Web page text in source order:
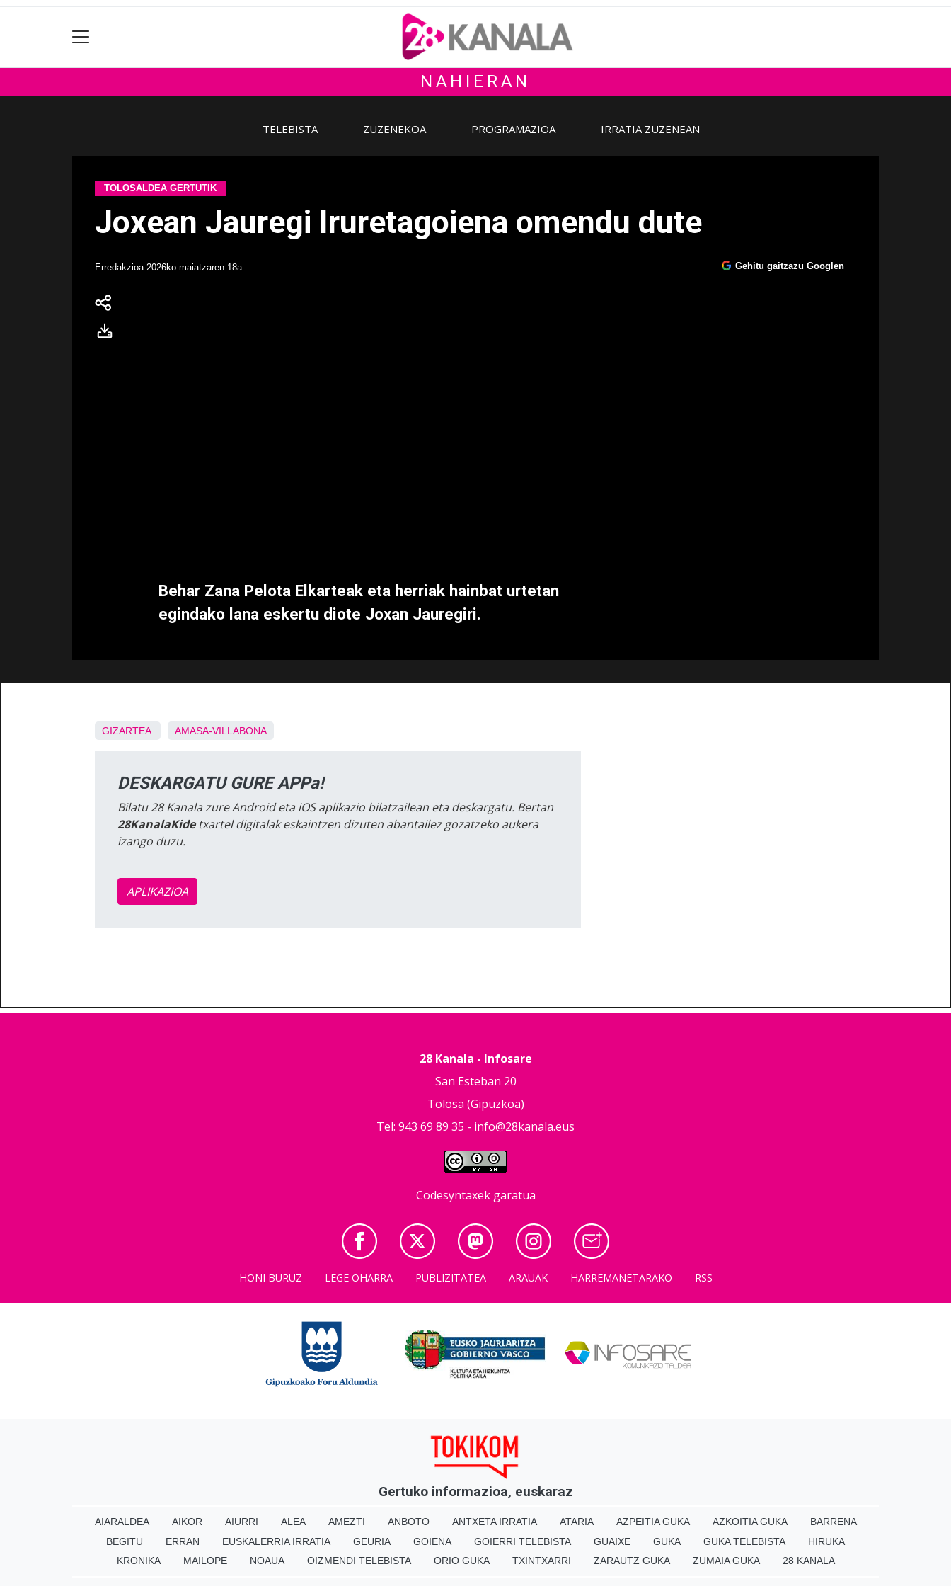
NAHIERAN
TELEBISTA ZUZENEKOA PROGRAMAZIOA IRRATIA ZUZENEAN
TOLOSALDEA GERTUTIK
Joxean Jauregi Iruretagoiena omendu dute
Erredakzioa 2026ko maiatzaren 18a Gehitu gaitzazu Googlen
Behar Zana Pelota Elkarteak eta herriak hainbat urtetan
egindako lana eskertu diote Joxan Jauregiri.
GIZARTEA AMASA-VILLABONA
DESKARGATU GURE APPa!
Bilatu 28 Kanala zure Android eta iOS aplikazio bilatzailean eta deskargatu. Bertan
28KanalaKidetxartel digitalak eskaintzen dizuten abantailez gozatzeko aukera
izango duzu.
APLIKAZIOA
28 Kanala - Infosare
San Esteban 20
Tolosa (Gipuzkoa)
Tel: 943 69 89 35 - info@28kanala.eus
Codesyntaxek garatua
HONI BURUZ LEGE OHARRA PUBLIZITATEA ARAUAK HARREMANETARAKO RSS
Gertuko informazioa, euskaraz
AIARALDEA AIKOR AIURRI ALEA AMEZTI ANBOTO ANTXETA IRRATIA ATARIA AZPEITIA GUKA AZKOITIA GUKA
BARRENA
BEGITU
ERRAN EUSKALERRIA IRRATIA GEURIA GOIENA GOIERRI TELEBISTA GUAIXE GUKA GUKA TELEBISTA
HIRUKA
KRONIKA
MAILOPE NOAUA OIZMENDI TELEBISTA ORIO GUKA TXINTXARRI ZARAUTZ GUKA ZUMAIA GUKA 28 KANALA